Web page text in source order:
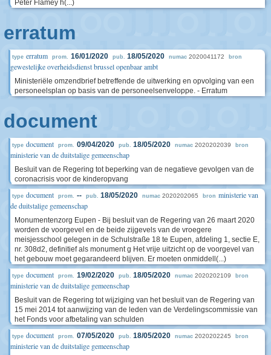
Peter Flamey h(...)
erratum
type erratum prom. 16/01/2020 pub. 18/05/2020 numac 2020041172 bron
gewestelijke overheidsdienst brussel openbaar ambt
Ministeriële omzendbrief betreffende de uitwerking en opvolging van een
personeelsplan op basis van de personeelsenveloppe. - Erratum
document
type document prom. 09/04/2020 pub. 18/05/2020 numac 2020202039 bron
ministerie van de duitstalige gemeenschap
Besluit van de Regering tot beperking van de negatieve gevolgen van de
coronacrisis voor de kinderopvang
type document prom. -- pub. 18/05/2020 numac 2020202065 bron ministerie van
de duitstalige gemeenschap
Monumentenzorg Eupen - Bij besluit van de Regering van 26 maart 2020
worden de voorgevel en de beide zijgevels van de vroegere
meisjesschool gelegen in de Schulstraße 18 te Eupen, afdeling 1, sectie E,
nr. 308d2, definitief als monument g Het vrije uitzicht op de voorgevel van
het gebouw moet gegarandeerd blijven. Er moeten onmiddell(...)
type document prom. 19/02/2020 pub. 18/05/2020 numac 2020202109 bron
ministerie van de duitstalige gemeenschap
Besluit van de Regering tot wijziging van het besluit van de Regering van
15 mei 2014 tot aanwijzing van de leden van de Verdelingscommissie van
het Fonds voor afbetaling van schulden
type document prom. 07/05/2020 pub. 18/05/2020 numac 2020202245 bron
ministerie van de duitstalige gemeenschap